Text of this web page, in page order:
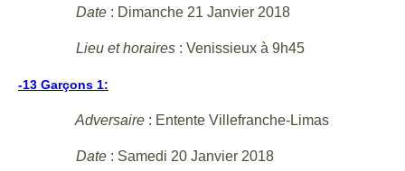
Date : Dimanche 21 Janvier 2018
Lieu et horaires : Venissieux à 9h45
-13 Garçons 1:
Adversaire : Entente Villefranche-Limas
Date : Samedi 20 Janvier 2018